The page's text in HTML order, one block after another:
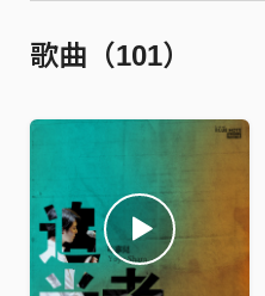
歌曲（101）